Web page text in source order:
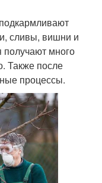
сливы, вишни и
получают много
Также после
процессы.